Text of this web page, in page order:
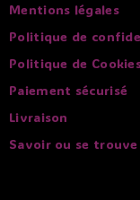
Mentions légales
Politique de
Politique de
Paiement sécurisé
Livraison
Savoir ou se